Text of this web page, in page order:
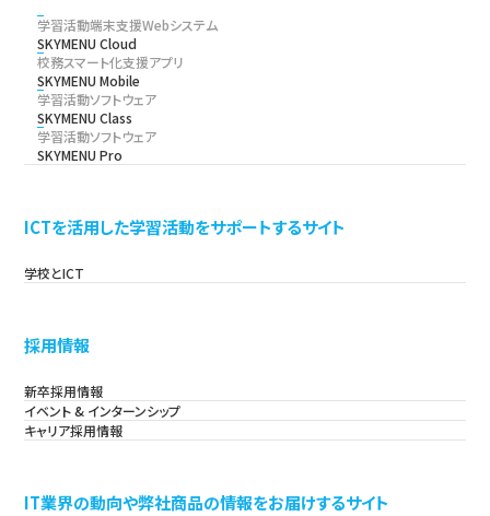
学習活動端末支援Webシステム
SKYMENU Cloud
校務スマート化支援アプリ
SKYMENU Mobile
学習活動ソフトウェア
SKYMENU Class
学習活動ソフトウェア
SKYMENU Pro
ICTを活用した学習活動をサポートするサイト
学校とICT
採用情報
新卒採用情報
イベント & インターンシップ
キャリア採用情報
IT業界の動向や弊社商品の情報をお届けするサイト